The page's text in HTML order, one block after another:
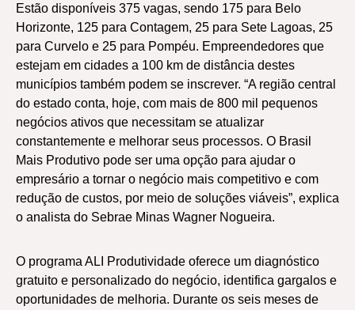
Estão disponíveis 375 vagas, sendo 175 para Belo
Horizonte, 125 para Contagem, 25 para Sete Lagoas, 25
para Curvelo e 25 para Pompéu. Empreendedores que
estejam em cidades a 100 km de distância destes
municípios também podem se inscrever. “A região central
do estado conta, hoje, com mais de 800 mil pequenos
negócios ativos que necessitam se atualizar
constantemente e melhorar seus processos. O Brasil
Mais Produtivo pode ser uma opção para ajudar o
empresário a tornar o negócio mais competitivo e com
redução de custos, por meio de soluções viáveis”, explica
o analista do Sebrae Minas Wagner Nogueira.
O programa ALI Produtividade oferece um diagnóstico
gratuito e personalizado do negócio, identifica gargalos e
oportunidades de melhoria. Durante os seis meses de